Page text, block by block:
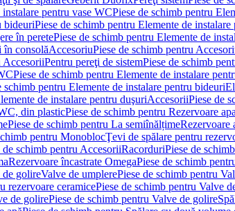
pentru vase WCPiese de schimb pentru
bideuriPiese de schimb pentru Elemente de
în peretePiese de schimb pentru Elemente de
în consolăAccesoriuPiese de schimb pentru
AccesoriiPentru pereţi de sistemPiese de schimb
Piese de schimb pentru Elemente de instalare
schimb pentru Elemente de instalare pentru bideuri
de instalare pentru duşuriAccesoriiPiese de
din plasticPiese de schimb pentru Rezervoare
Piese de schimb pentru La semiînălțimeRezervoare
pentru MonoblocŢevi de spălare pentru
de schimb pentru AccesoriiRacorduriPiese de
Rezervoare încastrate OmegaPiese de schimb
de golireValve de umplerePiese de schimb pentru
rezervoare ceramicePiese de schimb pentru Valve
de golirePiese de schimb pentru Valve de golire